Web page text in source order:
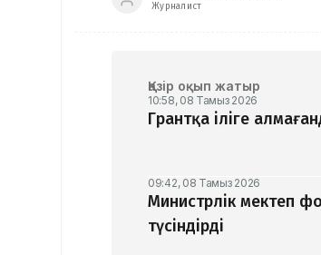
Журналист
Қазір оқып жатыр
10:58, 08 Тамыз 2026
Грантқа іліге
09:42, 08 Тамыз 2026
Министрлік мектеп
түсіндірді